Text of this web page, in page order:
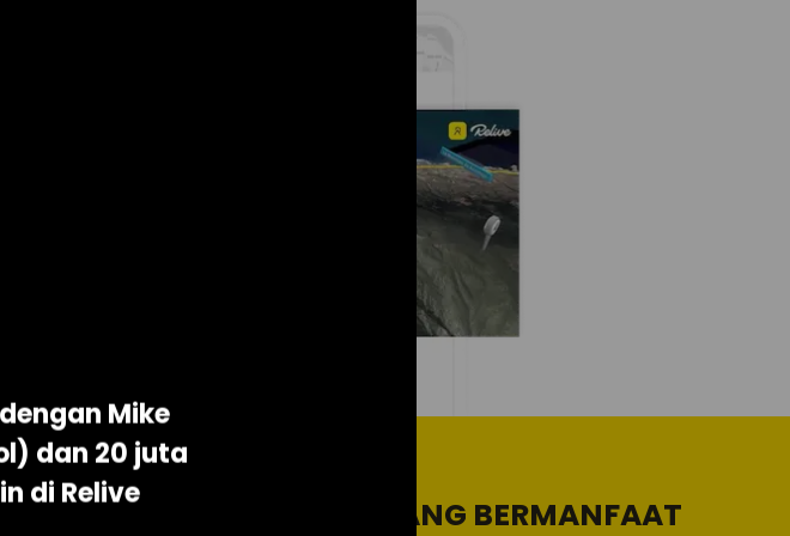
LINK YANG BERMANFAAT
Mike
dan 20 juta
di Relive